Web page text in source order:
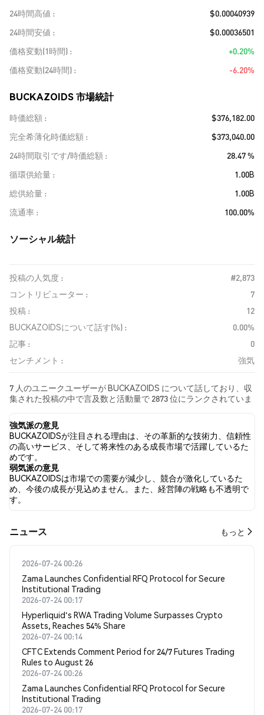
24時間高値
$0.00040939
24時間安値
$0.00036501
価格変動(1時間)
+0.20%
価格変動(24時間)
-6.20%
BUCKAZOIDS 市場統計
時価総額
$376,182.00
完全希薄化時価総額
$373,040.00
24時間取引です/時価総額
28.47 %
循環供給量
1.00B
総供給量
1.00B
流通率
100.00%
ソーシャル統計
投稿の人気度 :
#2,873
コントリビューター :
7
投稿 :
12
BUCKAZOIDSについて話す(%) :
0.00%
記事 :
0
センチメント :
強気
7 人のユニークユーザーが BUCKAZOIDS について話しており、収
集された投稿の中で言及数と活動量で 2873 位にランクされていま
BUCKAZOIDS への感情は 強気 でした。 最後に、BUCKAZOIDS に
関するニュース記事が 0 件公開されました。 Twitterでは、
27.27% のツイートが強気の感情を示し、9.09% のツイートが弱気
の感情を示しました。 63.64% のツイートは BUCKAZOIDS に対し
て中立的でした。 これらの感情分析は 12 件のツイートに基づいて
います。
強気派の意見
BUCKAZOIDSが注目される理由は、その革新的な技術力、信頼性
の高いサービス、そして将来性のある成長市場で活躍しているた
めです。
弱気派の意見
BUCKAZOIDSは市場での需要が減少し、競合が激化しているた
め、今後の成長が見込めません。また、経営陣の戦略も不透明で
す。
​​ニュース​​ もっと
2026-07-24 00:26
Zama Launches Confidential RFQ Protocol for Secure
Institutional Trading
2026-07-24 00:17
Hyperliquid's RWA Trading Volume Surpasses Crypto
Assets, Reaches 54% Share
2026-07-24 00:14
CFTC Extends Comment Period for 24/7 Futures Trading
Rules to August 26
2026-07-24 00:26
Zama Launches Confidential RFQ Protocol for Secure
Institutional Trading
2026-07-24 00:17